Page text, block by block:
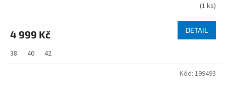
(1 ks)
4 999 Kč DETAIL
38 40 42
Kód: 199493